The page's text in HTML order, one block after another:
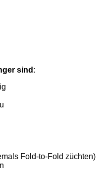
sind :
Fold-to-Fold züchten)